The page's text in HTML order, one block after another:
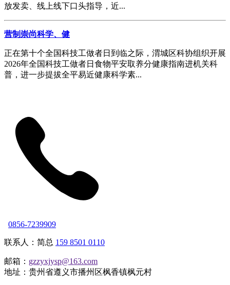
放发卖、线上线下口头指导，近...
营制崇尚科学、健
正在第十个全国科技工做者日到临之际，渭城区科协组织开展
2026年全国科技工做者日食物平安取养分健康指南进机关科
普，进一步提拔全平易近健康科学素...
0856-7239909
联系人：简总 159 8501 0110
邮箱： gzzyxjysp@163.com
地址：贵州省遵义市播州区枫香镇枫元村